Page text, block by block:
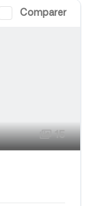
Comparer
15